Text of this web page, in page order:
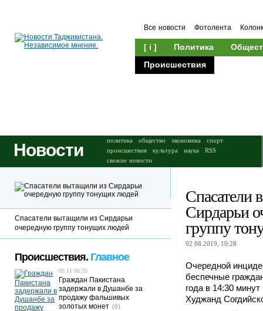
Все новости Фотолента
[ i ] Политика
Происшествия
Новости политика общество экономика
спорт
происшествия
культура наука
RSS
свежие новости
Спасатели
Сирдарьи
группу
02.08.2019, 10:28
Очередной
беспечные
года в 14:30
Худжанд
Спасатели вытащили из Сирдарьи
очередную группу тонущих людей
Происшествия. Главное
05.11 08:35
Граждан Пакистана
задержали в Душанбе за
продажу фальшивых
золотых монет (0)